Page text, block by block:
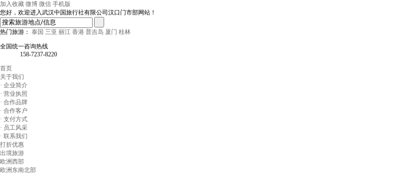
加入收藏 微博 微信 手机版
您好，欢迎进入武汉中国旅行社有限公司汉口门市部网站！
热门旅游： 泰国 三亚 丽江 香港 普吉岛 厦门 桂林
全国统一咨询热线
158-7237-8220
首页
关于我们
· 企业简介
· 营业执照
· 合作品牌
· 合作客户
· 支付方式
· 员工风采
· 联系我们
打折优惠
出境旅游
欧洲西部
欧洲东南北部